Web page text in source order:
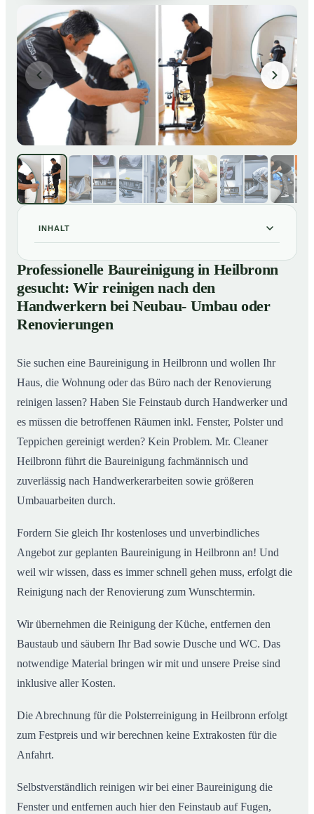
INHALT
01 Professionelle Baureinigung in Heilbronn gesucht: Wir
reinigen nach den Handwerkern bei Neubau- Umbau
oder Renovierungen
02Baureinigung in Heilbronn – Profis im Einsatz
Professionelle Baureinigung in Heilbronn
gesucht: Wir reinigen nach den
Handwerkern bei Neubau- Umbau oder
Renovierungen
Sie suchen eine Baureinigung in Heilbronn und wollen Ihr
Haus, die Wohnung oder das Büro nach der Renovierung
reinigen lassen? Haben Sie Feinstaub durch Handwerker und
es müssen die betroffenen Räumen inkl. Fenster, Polster und
Teppichen gereinigt werden? Kein Problem. Mr. Cleaner
Heilbronn führt die Baureinigung fachmännisch und
zuverlässig nach Handwerkerarbeiten sowie größeren
Umbauarbeiten durch.
Fordern Sie gleich Ihr kostenloses und unverbindliches
Angebot zur geplanten Baureinigung in Heilbronn an! Und
weil wir wissen, dass es immer schnell gehen muss, erfolgt die
Reinigung nach der Renovierung zum Wunschtermin.
Wir übernehmen die Reinigung der Küche, entfernen den
Baustaub und säubern Ihr Bad sowie Dusche und WC. Das
notwendige Material bringen wir mit und unsere Preise sind
inklusive aller Kosten.
Die Abrechnung für die Polsterreinigung in Heilbronn erfolgt
zum Festpreis und wir berechnen keine Extrakosten für die
Anfahrt.
Selbstverständlich reinigen wir bei einer Baureinigung die
Fenster und entfernen auch hier den Feinstaub auf Fugen,